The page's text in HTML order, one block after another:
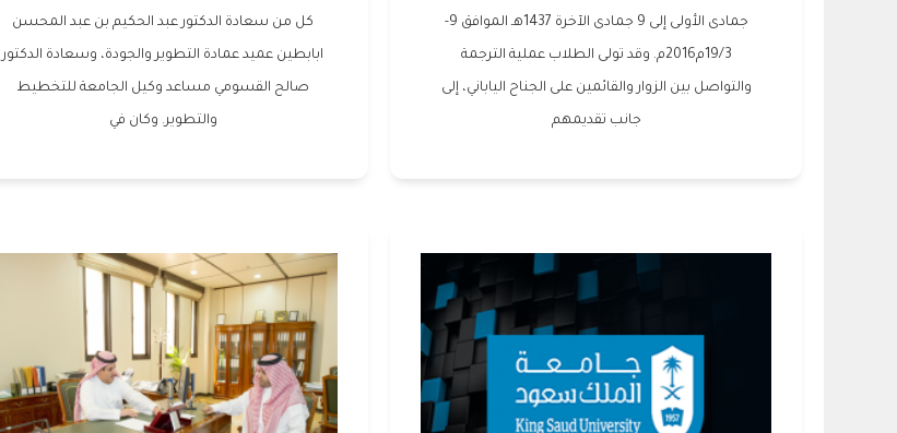
جمادى الأولى إلى 9 جمادى الآخرة 1437هـ الموافق 9-
19/3م2016م. وقد تولى الطلاب عملية الترجمة
والتواصل بين الزوار والقائمين على الجناح الياباني، إلى
جانب تقديمهم
كل من سعادة الدكتور عبد الحكيم بن عبد المحسن
ابابطين عميد عمادة التطوير والجودة، وسعادة الدكتور
صالح القسومي مساعد وكيل الجامعة للتخطيط
والتطوير. وكان في